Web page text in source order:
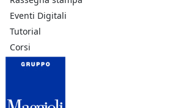
Eventi Digitali
Tutorial
Corsi